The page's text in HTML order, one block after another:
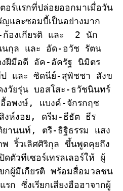
อร์แรกที่ปล่อยออกมาเมื่อวัน
และซอมบี้เป็นอย่างมาก
ก้องเกียรติ และ  2 นัก
นกุล และ อัด-อวัช รัตน
ฝีมือดี อัค-อัครัฐ นิมิตร
และ ซิดนีย์-สุพิชชา สังข
วัยรุ่น บอสโสะ-ธวัชนินทร์
อพงษ์, แบงค์-จักรกฤช
ห์งอย, ดรีม-ธีธัต ธีร
านนท์, ตรี-ธิฐิธรรม แสง
ริ้วเลิศศิริกุล ขึ้นพูดคุยถึง
ตัวทีเซอร์เทรลเลอร์ให้ ผู้
ผู้มีเกียรติ พร้อมสื่อมวลชน
ก ซึ่งเรียกเสียงฮือฮาจากผู้